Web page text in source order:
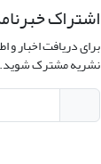
اشتراک
برای دریافت اخبار و
نشریه مشترک شوید.